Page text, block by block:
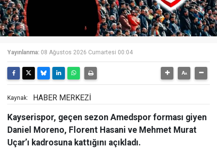
Yayınlanma: 08 Ağustos 2026 Cumartesi 00:04
Kaynak: HABER MERKEZİ
Kayserispor, geçen sezon Amedspor forması giyen
Daniel Moreno, Florent Hasani ve Mehmet Murat
Uçar’ı kadrosuna kattığını açıkladı.